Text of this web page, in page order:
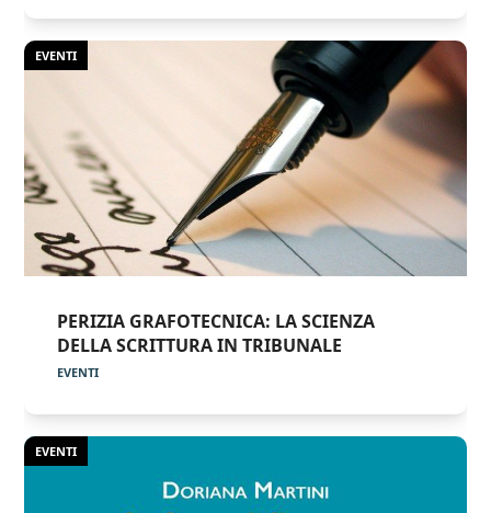
EVENTI
PERIZIA GRAFOTECNICA: LA SCIENZA
DELLA SCRITTURA IN TRIBUNALE
EVENTI
EVENTI